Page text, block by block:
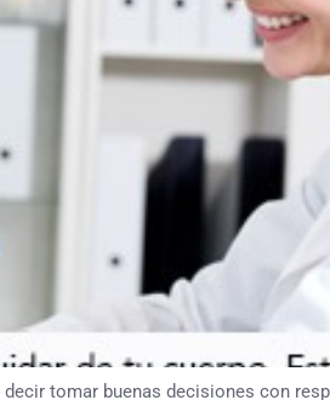
tomar buenas decisiones con